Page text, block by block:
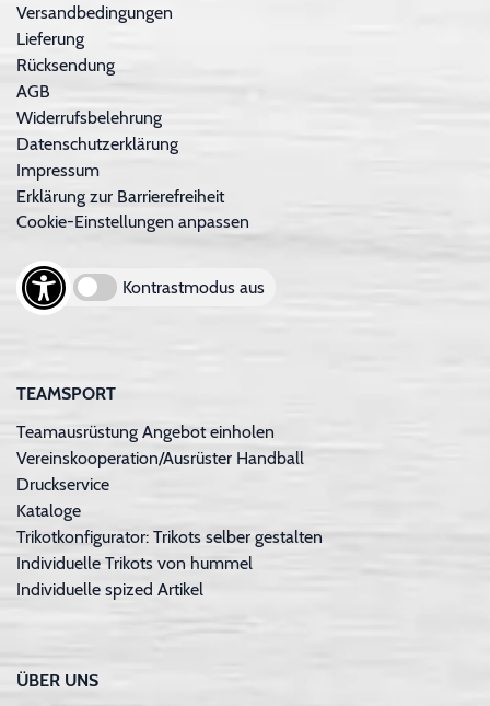
Versandbedingungen
Lieferung
Rücksendung
AGB
Widerrufsbelehrung
Datenschutzerklärung
Impressum
Erklärung zur Barrierefreiheit
Cookie-Einstellungen anpassen
Kontrastmodus aus
TEAMSPORT
Teamausrüstung Angebot einholen
Vereinskooperation/Ausrüster Handball
Druckservice
Kataloge
Trikotkonfigurator: Trikots selber gestalten
Individuelle Trikots von hummel
Individuelle spized Artikel
ÜBER UNS